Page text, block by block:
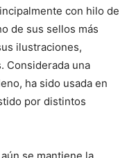
con hilo de
de sus sellos más
ilustraciones,
Considerada una
ha sido usada en
por distintos